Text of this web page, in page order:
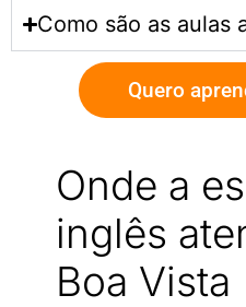
Como são as aulas
Quero
Onde a
inglês
Boa Vista